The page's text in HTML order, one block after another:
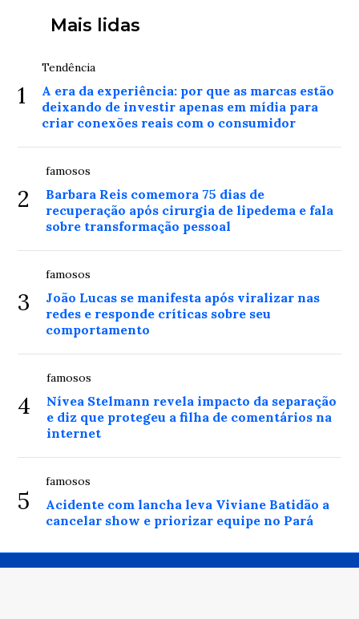
Mais lidas
1
Tendência
A era da experiência: por que as marcas estão
deixando de investir apenas em mídia para
criar conexões reais com o consumidor
2
famosos
Barbara Reis comemora 75 dias de
recuperação após cirurgia de lipedema e fala
sobre transformação pessoal
3
famosos
João Lucas se manifesta após viralizar nas
redes e responde críticas sobre seu
comportamento
4
famosos
Nívea Stelmann revela impacto da separação
e diz que protegeu a filha de comentários na
internet
5
famosos
Acidente com lancha leva Viviane Batidão a
cancelar show e priorizar equipe no Pará